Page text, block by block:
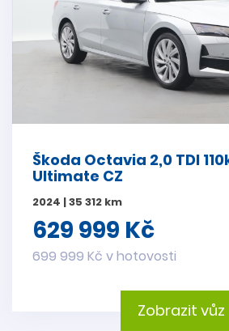
Škoda Octavia 2,0 TDI
Ultimate CZ
2024 | 35 312 km
629 999 Kč
699 999 Kč v hotovosti
Zobrazit vůz